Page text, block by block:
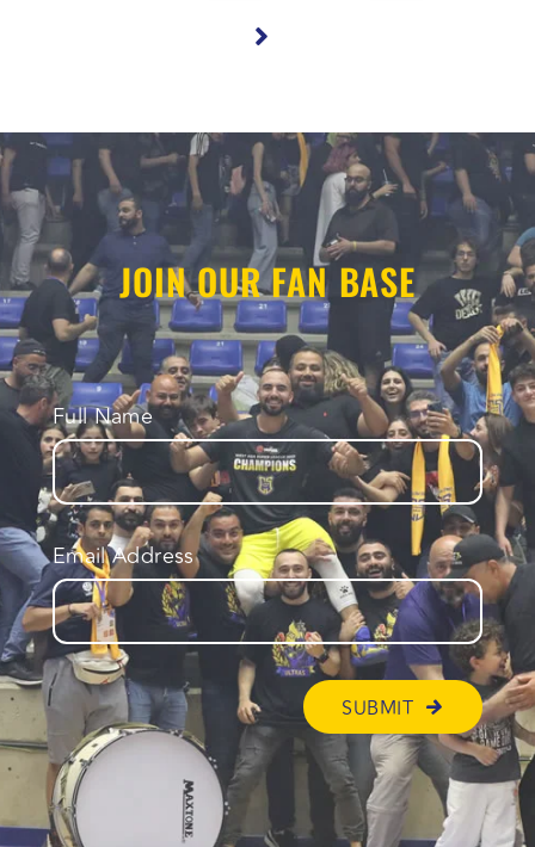
JOIN OUR FAN BASE
Full Name
Email Address